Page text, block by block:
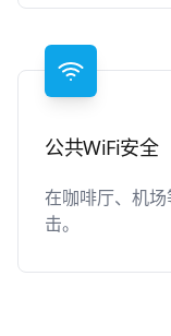
公共WiFi安全
在咖啡厅、机
击。